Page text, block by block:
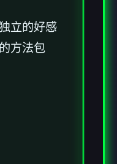
立的好感
方法包